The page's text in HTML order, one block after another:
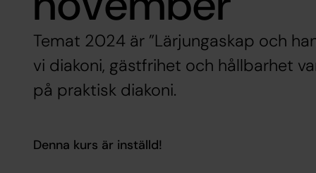
Temat 2024 är ”Lärjungaskap och
vi diakoni, gästfrihet och hållbarhet
på praktisk diakoni.
Denna kurs är inställd!